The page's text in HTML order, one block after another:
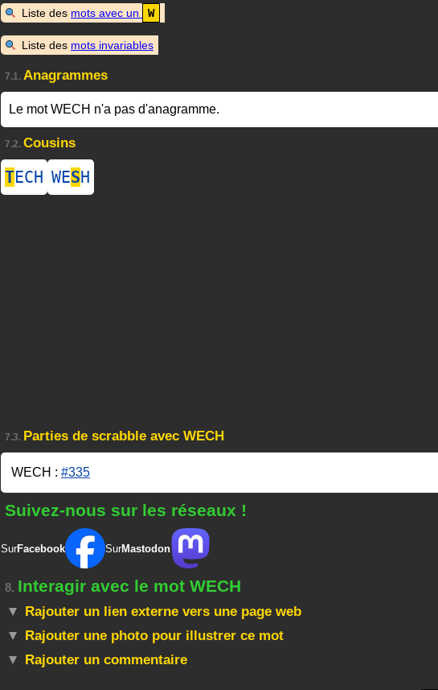
Liste des mots avec un W
Liste des mots invariables
7.1. Anagrammes
Le mot WECH n'a pas d'anagramme.
7.2. Cousins
TECH WESH
7.3. Parties de scrabble avec WECH
WECH : #335
Suivez-nous sur les réseaux !
SurFacebook SurMastodon
8. Interagir avec le mot WECH
Rajouter un lien externe vers une page web
Rajouter une photo pour illustrer ce mot
Rajouter un commentaire